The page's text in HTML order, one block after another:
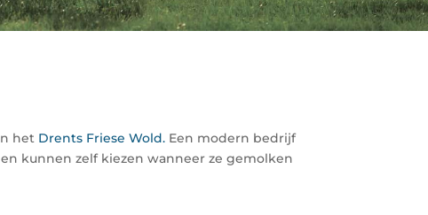
het Drents Friese Wold.Een modern bedrijf
kunnen zelf kiezen wanneer ze gemolken